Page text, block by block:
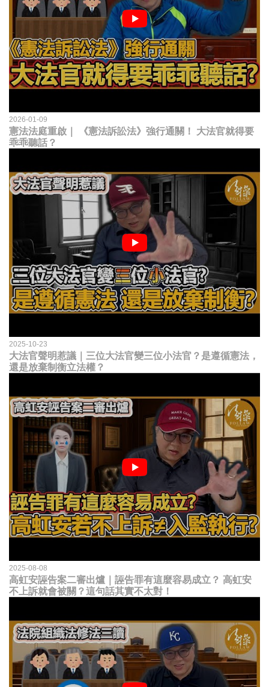
2026-01-09
憲法法庭重啟｜ 《憲法訴訟法》強行通關！ 大法官就得要
乖乖聽話？
2025-10-23
大法官聲明惹議｜三位大法官變三位小法官？是遵循憲法，
還是放棄制衡立法權？
2025-08-08
高虹安誣告案二審出爐｜誣告罪有這麼容易成立？ 高虹安
不上訴就會被關？這句話其實不太對！